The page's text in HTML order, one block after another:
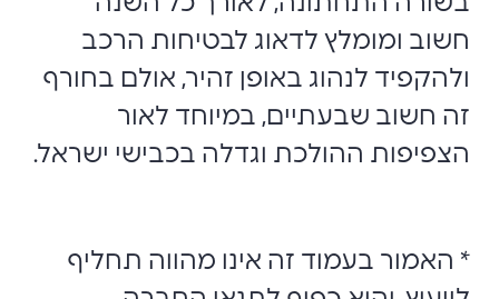
חשוב ומומלץ לדאוג לבטיחות הרכב
ולהקפיד לנהוג באופן זהיר, אולם בחורף
זה חשוב שבעתיים, במיוחד לאור
הצפיפות ההולכת וגדלה בכבישי ישראל.
* האמור בעמוד זה אינו מהווה תחליף